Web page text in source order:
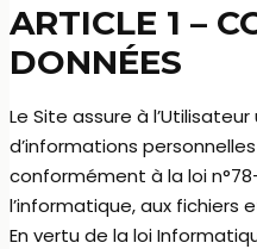
ARTICLE 1 –
DONNÉES
Le Site assure à
d’informations
conformément à la loi
l’informatique, aux fichiers
En vertu de la loi